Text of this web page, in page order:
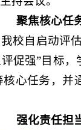
聚焦核心任
校自启动评
促强”目标
心任务，并
强化责任担